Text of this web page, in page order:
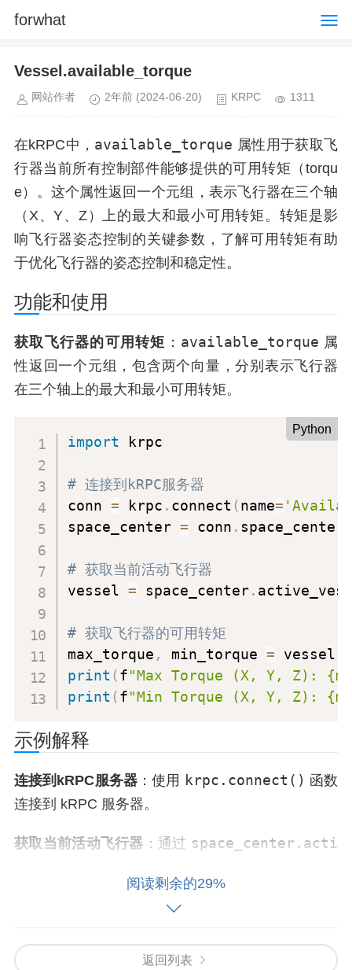
forwhat
Vessel.available_torque
网站作者 2年前 (2024-06-20) KRPC 1311
在kRPC中， available_torque 属性用于获取飞
行器当前所有控制部件能够提供的可用转矩（torqu
e）。这个属性返回一个元组，表示飞行器在三个轴
（X、Y、Z）上的最大和最小可用转矩。转矩是影
响飞行器姿态控制的关键参数，了解可用转矩有助
于优化飞行器的姿态控制和稳定性。
功能和使用
获取飞行器的可用转矩 ： available_torque 属
性返回一个元组，包含两个向量，分别表示飞行器
在三个轴上的最大和最小可用转矩。
Python
import krpc
# 连接到kRPC服务器
conn = krpc . connect (name=
space_center = conn . space_center
# 获取当前活动飞行器
vessel = space_center.
# 获取飞行器的可用转矩
max_torque , min_torque = vessel
print (f"Max Torque (X, Y, Z):
print (f"Min Torque (X, Y, Z):
示例解释
连接到kRPC服务器 ：使用 krpc.connect() 函数
连接到 kRPC 服务器。
获取当前活动飞行器 ：通过 space_center.acti
：通过
e_torque属性获取飞行器在三个轴上的最大和最
小可用转矩，并打印结果。
阅读剩余的29%
返回列表